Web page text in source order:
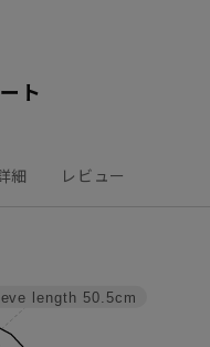
ト
細 レビュー
length 50.5cm